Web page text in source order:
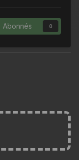
Abonnés 0